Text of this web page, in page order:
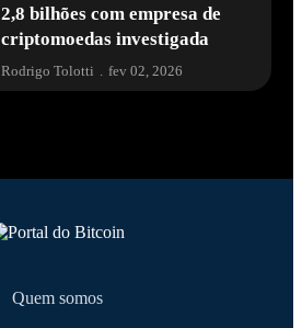
2,8 bilhões com empresa de
criptomoedas investigada
Rodrigo Tolotti fev 02, 2026
Quem somos